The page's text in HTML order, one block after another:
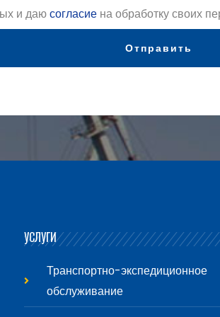
и даюсогласие на обработку своих
Отправить
УСЛУГИ
Транспортно-экспедиционное
обслуживание